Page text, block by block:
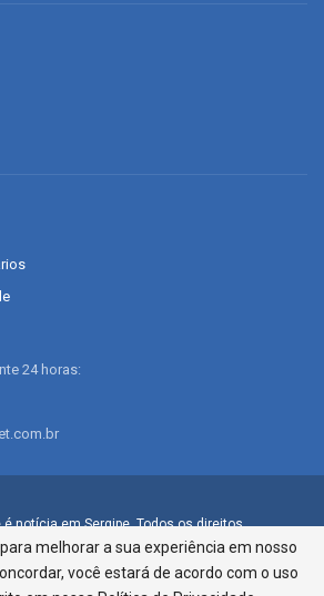
24 horas:
notícia em Sergipe. Todos os direitos
reservados.
Silveira 276, Bairro São José |
melhorar a sua experiência em nosso
você estará de acordo com o uso